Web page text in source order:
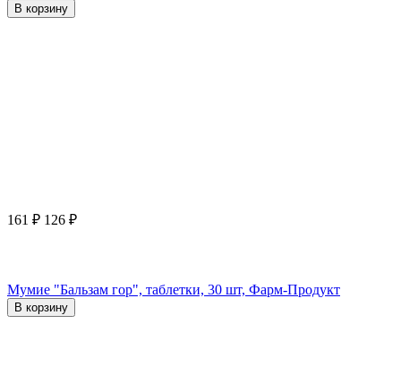
В корзину
161 ₽ 126 ₽
Мумие "Бальзам гор", таблетки, 30 шт, Фарм-Продукт
В корзину